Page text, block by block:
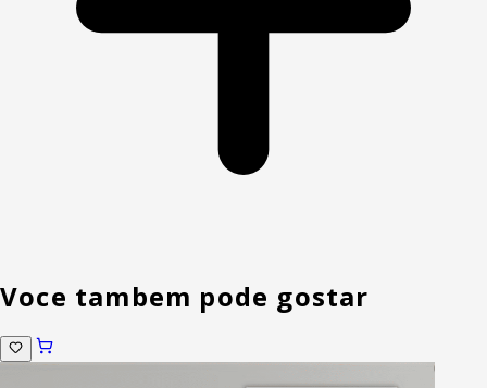
Voce tambem pode gostar